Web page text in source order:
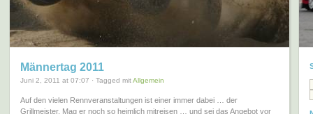
Männertag 2011
Juni 2, 2011 at 07:07 · Tagged mitAllgemein
Auf den vielen Rennveranstaltungen ist einer immer dabei … der
Grillmeister. Mag er noch so heimlich mitreisen … und sei das Angebot vor